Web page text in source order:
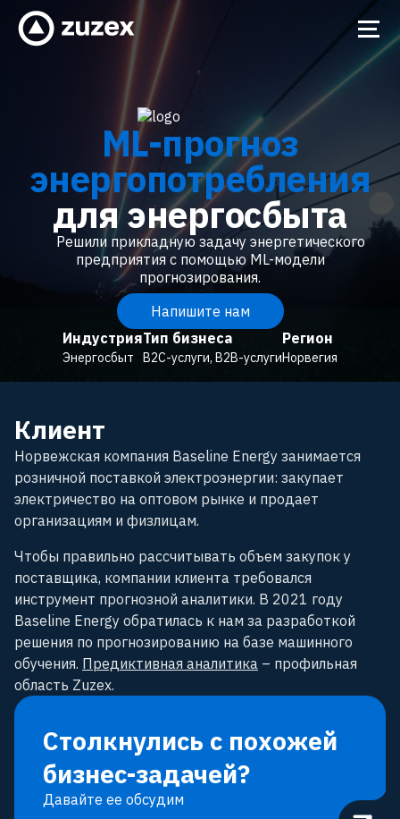
ML-прогноз
энергопотребления
для энергосбыта
Решили прикладную задачу энергетического
предприятия с помощью ML-модели
прогнозирования.
Напишите нам
Индустрия
Энергосбыт
Тип бизнеса
B2C-услуги, В2В-услуги
Регион
Норвегия
Клиент
Норвежская компания Baseline Energy занимается
розничной поставкой электроэнергии: закупает
электричество на оптовом рынке и продает
организациям и физлицам.
Чтобы правильно рассчитывать объем закупок у
поставщика, компании клиента требовался
инструмент прогнозной аналитики. В 2021 году
Baseline Energy обратилась к нам за разработкой
решения по прогнозированию на базе машинного
обучения. Предиктивная аналитика – профильная
область Zuzex.
Столкнулись с похожей
бизнес-задачей?
Давайте ее обсудим